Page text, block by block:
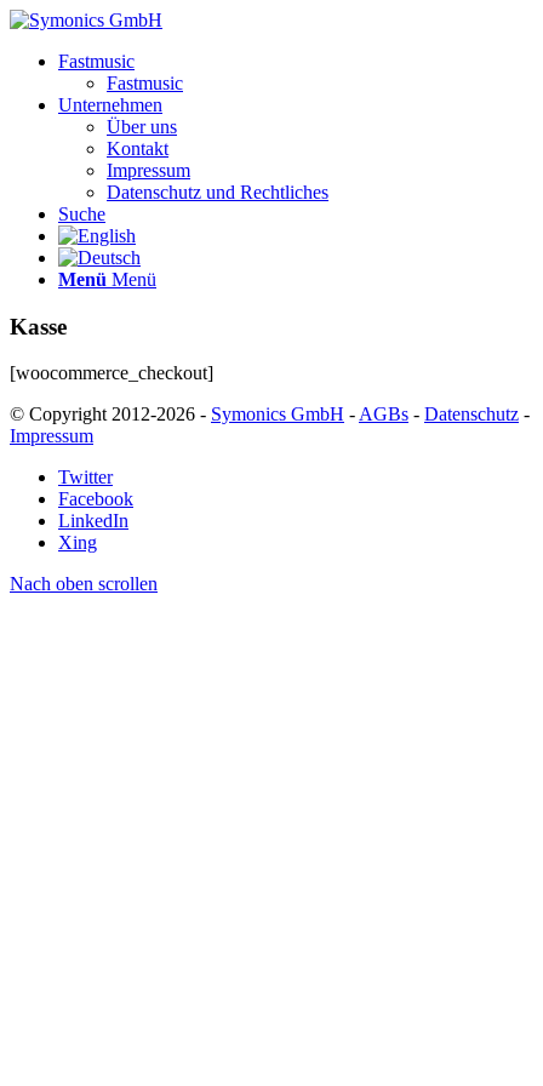
Fastmusic
Fastmusic
Unternehmen
Über uns
Kontakt
Impressum
Datenschutz und Rechtliches
Suche
Menü Menü
Kasse
[woocommerce_checkout]
© Copyright 2012-2026 - Symonics GmbH -AGBs - Datenschutz -
Impressum
Twitter
Facebook
LinkedIn
Xing
Nach oben scrollen